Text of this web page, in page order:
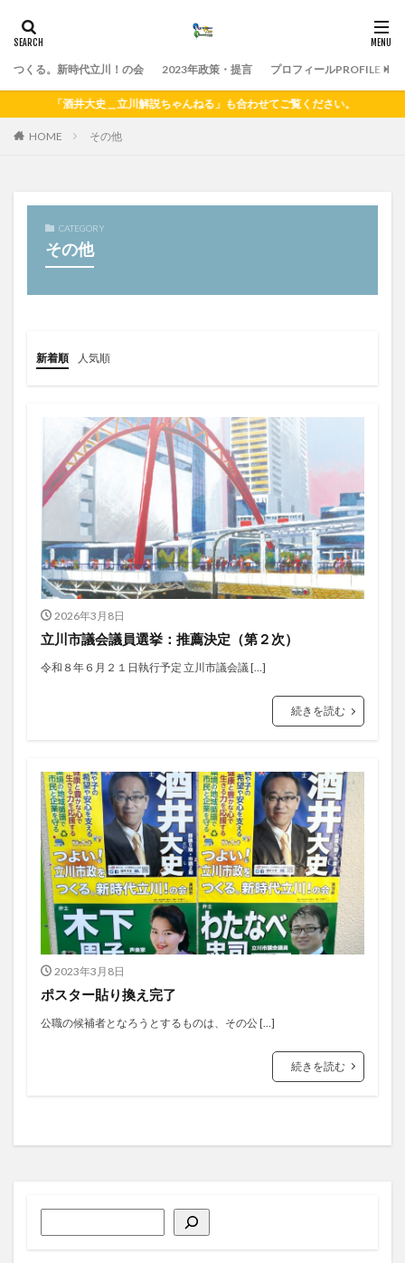
つくる。新時代立川！の会 2023年政策・提言 プロフィールPROFILE
「酒井大史＿立川解説ちゃんねる」も合わせてご覧ください。
HOME その他
CATEGORY
その他
新着順 人気順
2026年3月8日
立川市議会議員選挙：推薦決定（第２次）
令和８年６月２１日執行予定 立川市議会議 […]
続きを読む
2023年3月8日
ポスター貼り換え完了
公職の候補者となろうとするものは、その公 […]
続きを読む